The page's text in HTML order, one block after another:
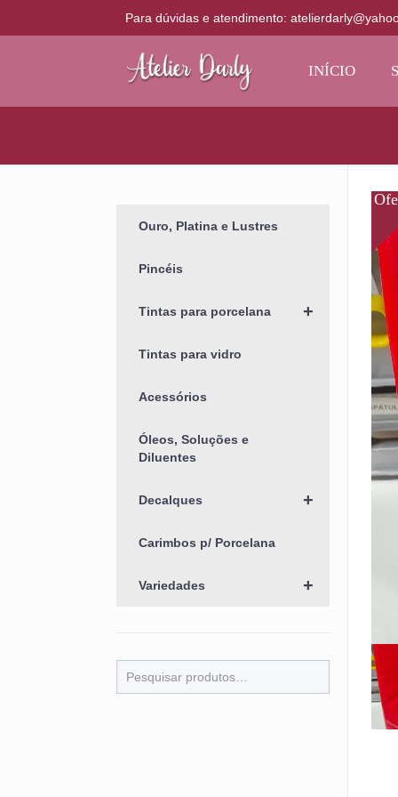
Para dúvidas e atendimento:
INÍCIO
Ouro, Platina e Lustres
Pincéis
+
Tintas para porcelana
Tintas para vidro
Acessórios
Óleos, Soluções e
Diluentes
+
Decalques
Carimbos p/ Porcelana
+
Variedades